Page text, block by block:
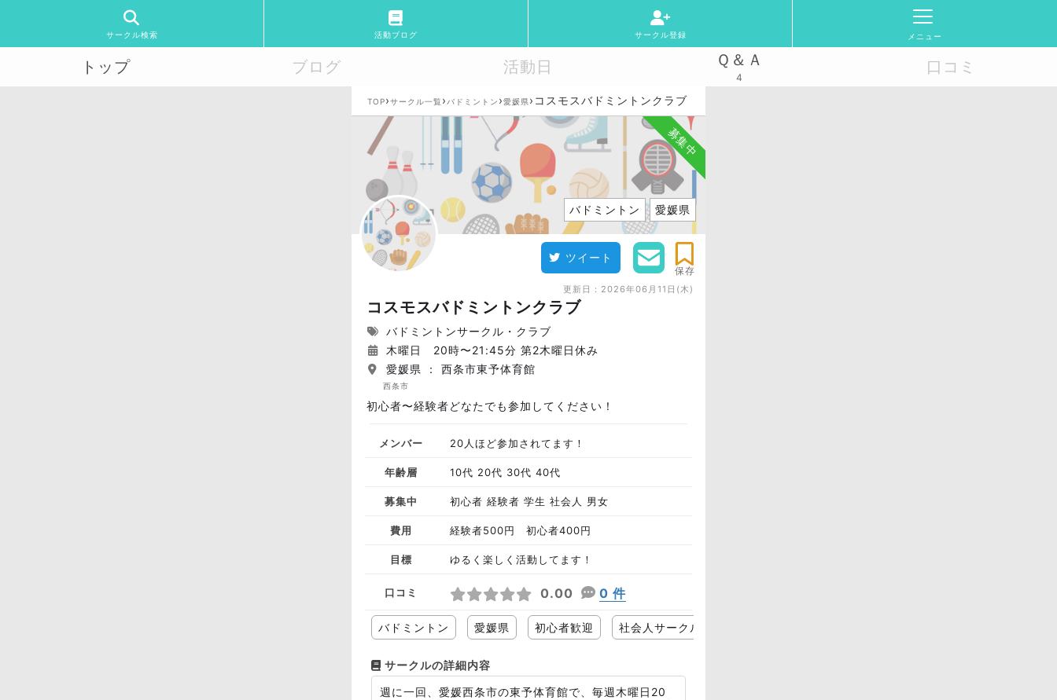
サークル検索 活動ブログ サークル登録 メニュー
トップ ブログ 活動日 Ｑ＆Ａ
4
口コミ
TOP›サークル一覧 › バドミントン ›愛媛県› コスモスバドミントンクラブ
募集中
バドミントン 愛媛県
ツイート
保存
更新日： 2026年06月11日(木)
コスモスバドミントンクラブ
バドミントンサークル・クラブ
木曜日 20時〜21:45分 第2木曜日休み
愛媛県 ： 西条市東予体育館
西条市
初心者〜経験者どなたでも参加してください！
メンバー 20人ほど参加されてます！
年齢層 10代 20代 30代 40代
募集中 初心者 経験者 学生 社会人 男女
費用 経験者500円 初心者400円
目標 ゆるく楽しく活動してます！
口コミ 0.00 0 件
バドミントン 愛媛県 初心者歓迎 社会人サークル
サークルの詳細内容
週に一回、愛媛西条市の東予体育館で、毎週木曜日20